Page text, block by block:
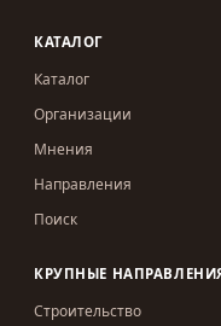
КАТАЛОГ
Каталог
Организации
Мнения
Направления
Поиск
КРУПНЫЕ
Строительство